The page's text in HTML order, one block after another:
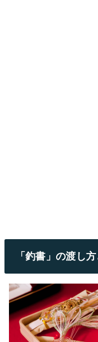
「釣書」の渡し